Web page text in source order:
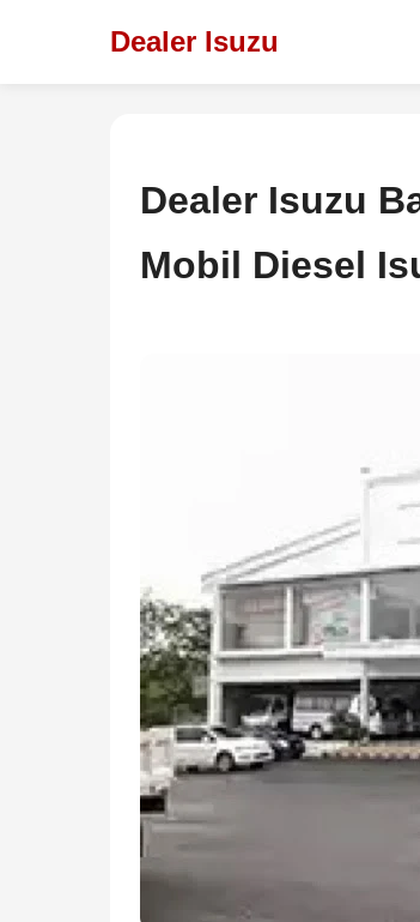
Dealer Isuzu
Dealer Isuzu
Mobil Diesel